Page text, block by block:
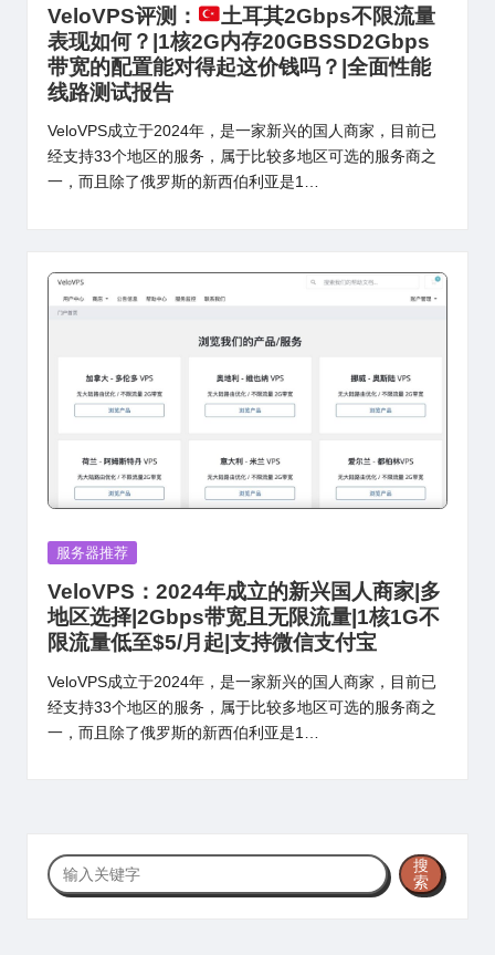
VeloVPS评测：
土耳其2Gbps不限流量
表现如何？|1核2G内存20GBSSD2Gbps
带宽的配置能对得起这价钱吗？|全面性能
线路测试报告
VeloVPS成立于2024年，是一家新兴的国人商家，目前已
经支持33个地区的服务，属于比较多地区可选的服务商之
一，而且除了俄罗斯的新西伯利亚是1…
Posted
服务器推荐
VeloVPS：2024年成立的新兴国人商家|多
地区选择|2Gbps带宽且无限流量|1核1G不
限流量低至$5/月起|支持微信支付宝
VeloVPS成立于2024年，是一家新兴的国人商家，目前已
经支持33个地区的服务，属于比较多地区可选的服务商之
一，而且除了俄罗斯的新西伯利亚是1…
搜
索
搜
索